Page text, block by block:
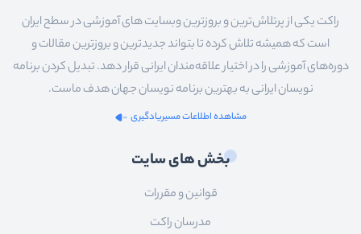
راکت یکی از پرتلاش‌ترین و بروزترین وبسایت های آموزشی در سطح ایران
است که همیشه تلاش کرده تا بتواند جدیدترین و بروزترین مقالات و
دوره‌های آموزشی را در اختیار علاقه‌مندان ایرانی قرار دهد. تبدیل کردن برنامه
نویسان ایرانی به بهترین برنامه نویسان جهان هدف ماست.
مشاهده اطلاعات مسیریادگیری
بخش های سایت
قوانین و مقررات
مدرسان راکت